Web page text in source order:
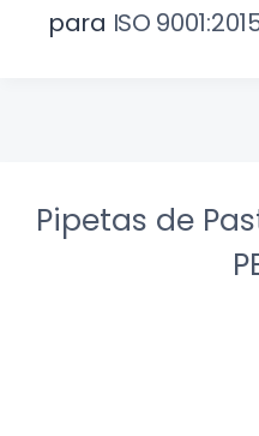
para ISO
Pipetas de